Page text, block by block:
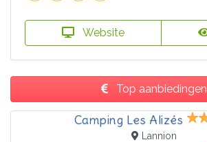
Website
Top aanbiedingen
Camping Les Alizés
Lannion